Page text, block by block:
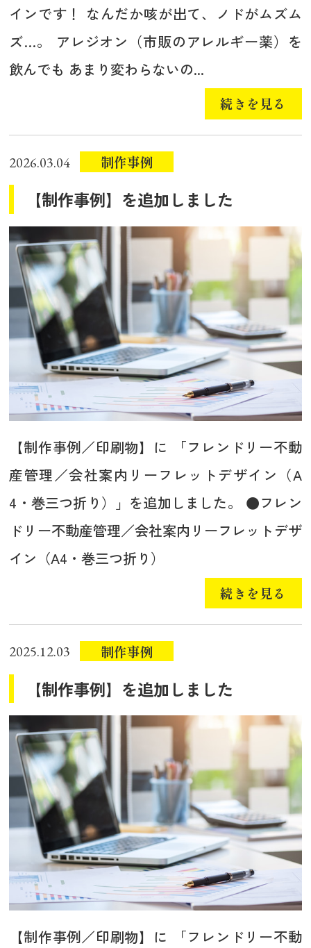
インです！ なんだか咳が出て、ノドがムズム
ズ…。 アレジオン（市販のアレルギー薬）を
飲んでも あまり変わらないの...
続きを見る
2026.03.04 制作事例
【制作事例】を追加しました
【制作事例／印刷物】に 「フレンドリー不動
産管理／会社案内リーフレットデザイン（A
4・巻三つ折り）」を追加しました。 ●フレン
ドリー不動産管理／会社案内リーフレットデザ
イン（A4・巻三つ折り）
続きを見る
2025.12.03 制作事例
【制作事例】を追加しました
【制作事例／印刷物】に 「フレンドリー不動